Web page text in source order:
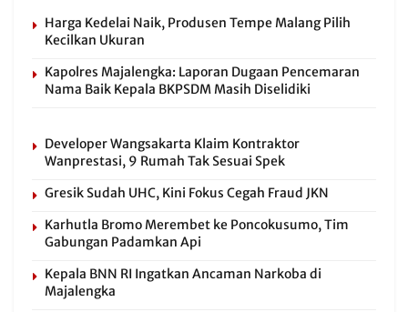
Harga Kedelai Naik, Produsen Tempe Malang Pilih
Kecilkan Ukuran
Kapolres Majalengka: Laporan Dugaan Pencemaran
Nama Baik Kepala BKPSDM Masih Diselidiki
Developer Wangsakarta Klaim Kontraktor
Wanprestasi, 9 Rumah Tak Sesuai Spek
Gresik Sudah UHC, Kini Fokus Cegah Fraud JKN
Karhutla Bromo Merembet ke Poncokusumo, Tim
Gabungan Padamkan Api
Kepala BNN RI Ingatkan Ancaman Narkoba di
Majalengka